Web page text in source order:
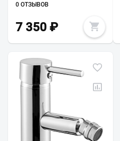
0 ОТЗЫВОВ
7 350 ₽